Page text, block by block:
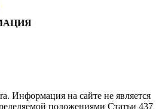
Информация на сайте не является
положениями Статьи 437